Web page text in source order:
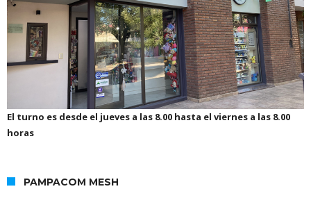
El turno es desde el jueves a las 8.00 hasta el viernes a las 8.00
horas
PAMPACOM MESH